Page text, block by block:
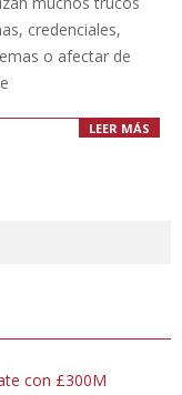
credenciales,
o afectar de
LEER MÁS
con £300M